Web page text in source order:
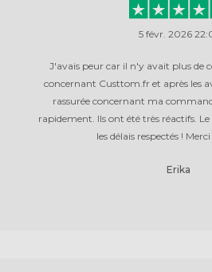
5 févr. 2026
J'avais peur car il n'y avait plus de
concernant Custtom.fr et après les
rassurée concernant ma
rapidement. Ils ont été très réactifs.
les délais respectés !
Erika